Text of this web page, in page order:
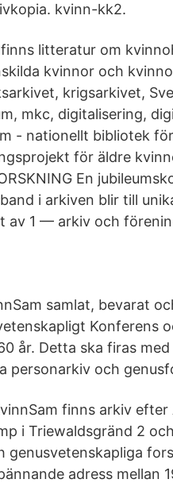
kvinn-kk2.
litteratur om
kvinnor och
krigsarkivet,
mkc, digitalisering,
- nationellt bibliotek
för äldre
En
i arkiven blir till
av 1 — arkiv och
samlat, bevarat
Konferens
år. Detta ska firas med
personarkiv och
finns arkiv efter
i Triewaldsgränd 2
genusvetenskapliga
adress mellan